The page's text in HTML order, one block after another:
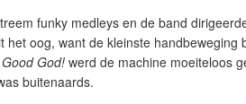
funky medleys en de band
oog, want de kleinste handbeweging
Good God! werd de machine moeiteloos
buitenaards.